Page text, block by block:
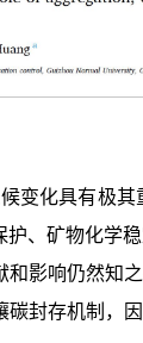
变化具有
、矿物化学
影响仍然
封存机制，